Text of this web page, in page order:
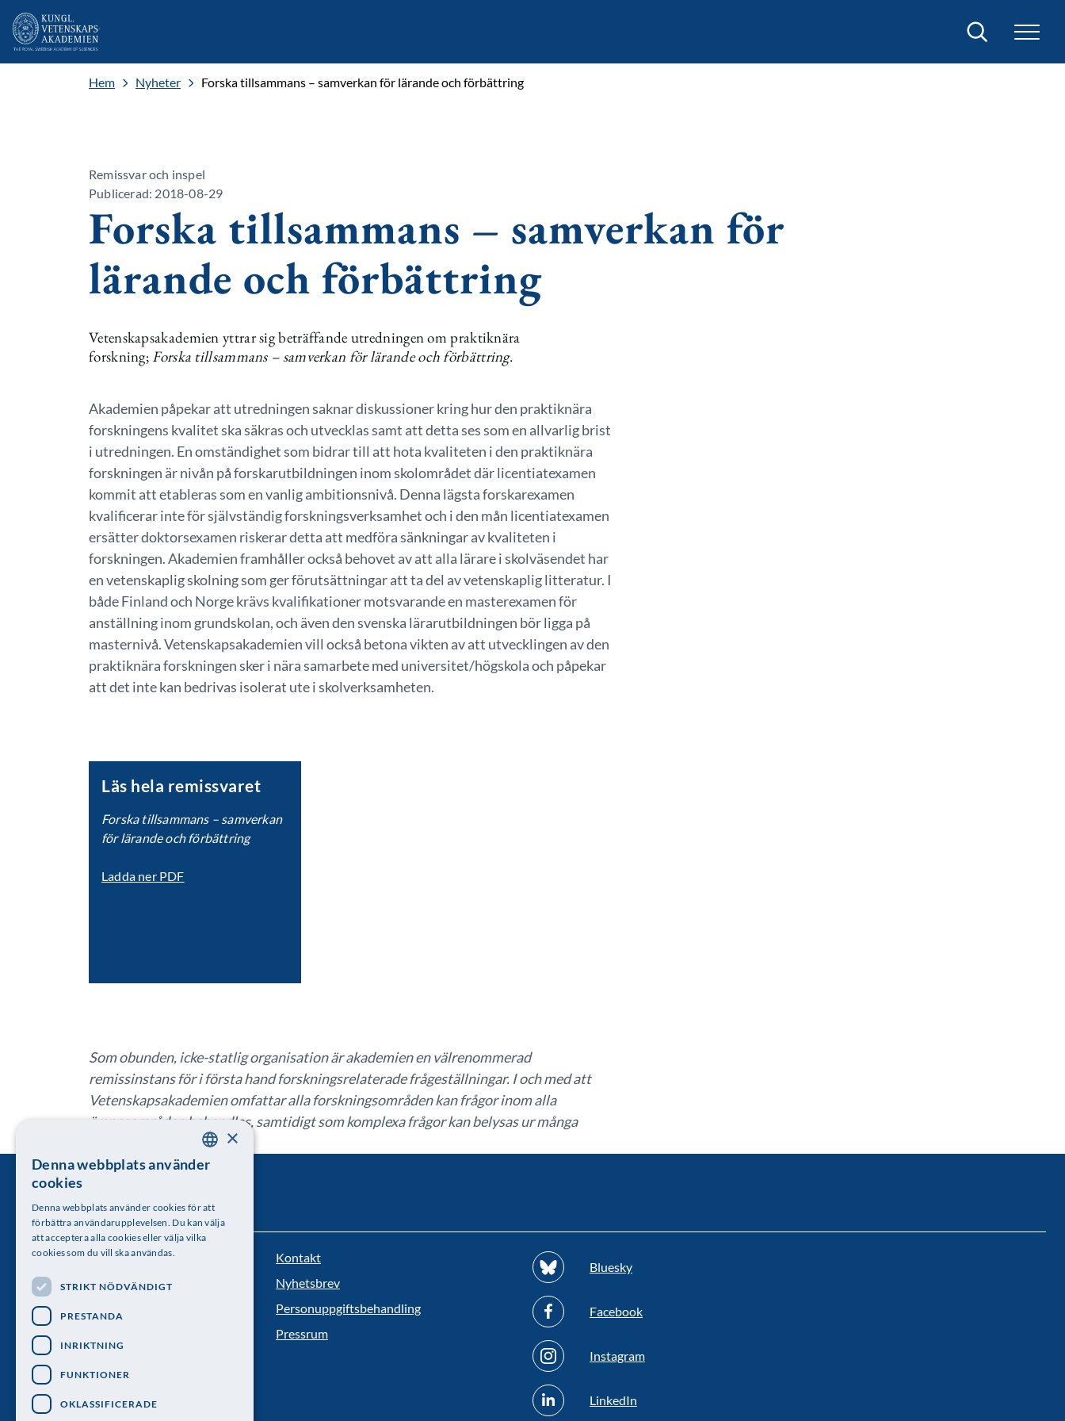
Sök
Hem Nyheter Forska tillsammans – samverkan för lärande och förbättring
Remissvar och inspel
Publicerad: 2018-08-29
Forska tillsammans – samverkan för
lärande och förbättring
Vetenskapsakademien yttrar sig beträffande utredningen om praktiknära
forskning;Forska tillsammans – samverkan för lärande och förbättring.
Akademien påpekar att utredningen saknar diskussioner kring hur den praktiknära
forskningens kvalitet ska säkras och utvecklas samt att detta ses som en allvarlig brist
i utredningen. En omständighet som bidrar till att hota kvaliteten i den praktiknära
forskningen är nivån på forskarutbildningen inom skolområdet där licentiatexamen
kommit att etableras som en vanlig ambitionsnivå. Denna lägsta forskarexamen
kvalificerar inte för självständig forskningsverksamhet och i den mån licentiatexamen
ersätter doktorsexamen riskerar detta att medföra sänkningar av kvaliteten i
forskningen. Akademien framhåller också behovet av att alla lärare i skolväsendet har
en vetenskaplig skolning som ger förutsättningar att ta del av vetenskaplig litteratur. I
både Finland och Norge krävs kvalifikationer motsvarande en masterexamen för
anställning inom grundskolan, och även den svenska lärarutbildningen bör ligga på
masternivå. Vetenskapsakademien vill också betona vikten av att utvecklingen av den
praktiknära forskningen sker i nära samarbete med universitet/högskola och påpekar
att det inte kan bedrivas isolerat ute i skolverksamheten.
Läs hela remissvaret
Forska tillsammans – samverkan
för lärande och förbättring
Ladda ner PDF
Som obunden, icke-statlig organisation är akademien en välrenommerad
remissinstans för i första hand forskningsrelaterade frågeställningar. I och med att
Vetenskapsakademien omfattar alla forskningsområden kan frågor inom alla
ämnesområden behandlas, samtidigt som komplexa frågor kan belysas ur många
Kungl. Vetenskapsakademien
Besöksadress: Lilla Frescativägen 4A
Telefon: 08-673 95 00
Kontakt
Nyhetsbrev
Personuppgiftsbehandling
Pressrum
Bluesky
Facebook
Instagram
LinkedIn
SWEDISH
×
Denna webbplats använder
cookies
Denna webbplats använder cookies för att
förbättra användarupplevelsen. Du kan välja
att acceptera alla cookies eller välja vilka
cookies som du vill ska användas.
STRIKT NÖDVÄNDIGT
PRESTANDA
INRIKTNING
FUNKTIONER
OKLASSIFICERADE